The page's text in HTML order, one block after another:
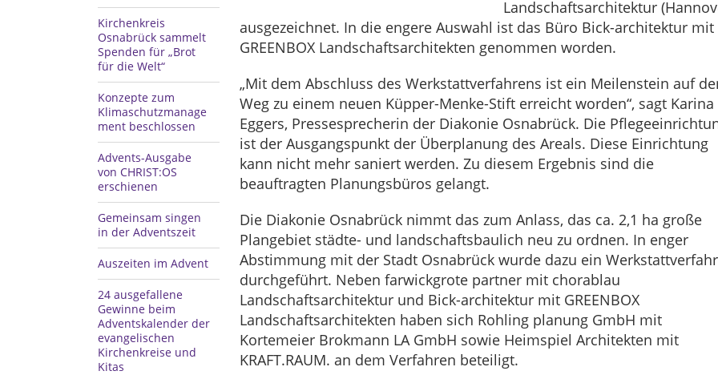
Kirchenkreis
Osnabrück sammelt
Spenden für „Brot
für die Welt“
Konzepte zum
Klimaschutzmanage
ment beschlossen
Advents-Ausgabe
von CHRIST:OS
erschienen
Gemeinsam singen
in der Adventszeit
Auszeiten im Advent
24 ausgefallene
Gewinne beim
Adventskalender der
evangelischen
Kirchenkreise und
Kitas
Landschaftsarchitektur
ausgezeichnet. In die engere Auswahl ist das Büro Bick-architektur mit
GREENBOX Landschaftsarchitekten genommen worden.
„Mit dem Abschluss des Werkstattverfahrens ist ein Meilenstein auf
Weg zu einem neuen Küpper-Menke-Stift erreicht worden“, sagt Karina
Eggers, Pressesprecherin der Diakonie Osnabrück. Die
ist der Ausgangspunkt der Überplanung des Areals. Diese Einrichtung
kann nicht mehr saniert werden. Zu diesem Ergebnis sind die
beauftragten Planungsbüros gelangt.
Die Diakonie Osnabrück nimmt das zum Anlass, das ca. 2,1 ha große
Plangebiet städte- und landschaftsbaulich neu zu ordnen. In enger
Abstimmung mit der Stadt Osnabrück wurde dazu ein
durchgeführt. Neben farwickgrote partner mit chorablau
Landschaftsarchitektur und Bick-architektur mit GREENBOX
Landschaftsarchitekten haben sich Rohling planung GmbH mit
Kortemeier Brokmann LA GmbH sowie Heimspiel Architekten mit
KRAFT.RAUM. an dem Verfahren beteiligt.